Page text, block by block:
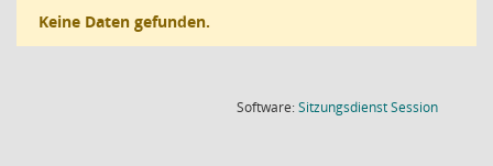
Keine Daten gefunden.
Software:SitzungsdienstSession(Wird in